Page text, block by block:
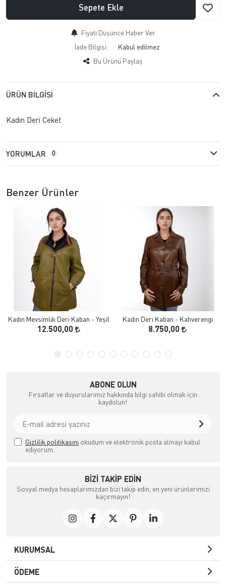
Sepete Ekle
Fiyatı Düşünce Haber Ver
İade Bilgisi:
Bu Ürünü Paylaş
ÜRÜN BILGISI
Kadın Deri Ceket
YORUMLAR 0
Benzer Ürünler
Kadın Mevsimlik Deri Kaban - Yeşil
12.500,00
Kadın Deri Kaban - Kahverengi
8.750,00
ABONE OLUN
Fırsatlar ve duyurularımız hakkında bilgi sahibi olmak için
kaydolun!
Gizlilik politikasını okudum ve elektronik posta almayı kabul
ediyorum.
BIZI TAKIP EDIN
Sosyal medya hesaplarımızdan bizi takip edin, en yeni ürünlerimizi
kaçırmayın!
KURUMSAL
ÖDEME